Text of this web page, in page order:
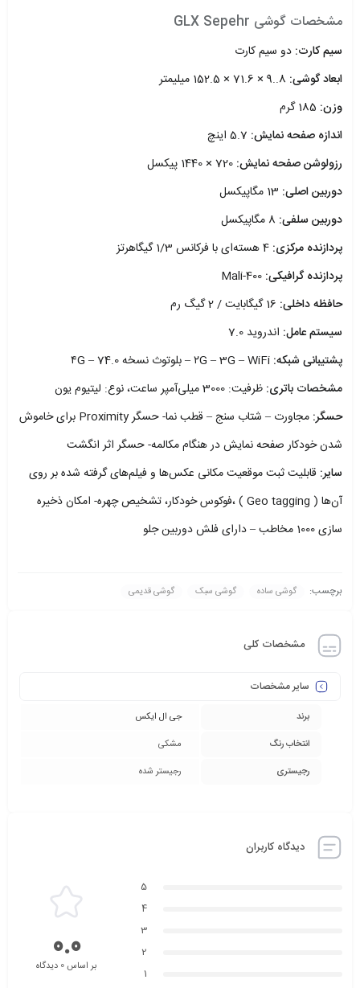
مشخصات گوشی GLX Sepehr
سیم کارت: دو سیم کارت
ابعاد گوشی:
وزن:
اندازه صفحه نمایش:
رزولوشن صفحه نمایش: 720 × 1440 پیکسل
دوربین اصلی:
دوربین سلفی:
پردازنده مرکزی:
پردازنده گرافیکی:
حافظه داخلی:
سیستم عامل: اندروید 7.0
پشتیبانی شبکه: ۲G – 3G – WiFi – بلوتوث نسخه 74.0 – ۴G
مشخصات باتری: ظرفیت: 3000 میلی‌آمپر ساعت، نوع: لیتیوم یون
حسگر:
مجاورت – شتاب سنج – قطب نما- حسگر Proximity برای خاموش
شدن خودکار صفحه نمایش در هنگام مکالمه- حسگر اثر انگشت
سایر: قابلیت ثبت موقعیت مکانی عکس‌ها و فیلم‌های گرفته شده بر روی
آن‌ها ( Geo tagging ) ،فوکوس خودکار، تشخیص چهره- امکان ذخیره
سازی 1000 مخاطب – دارای فلش دوربین جلو
برچسب: گوشی ساده گوشی سبک گوشی قدیمی
مشخصات کلی
سایر مشخصات
برند
جی ال ایکس
انتخاب رنگ
مشکی
رجیستری
رجیستر شده
دیدگاه کاربران
5
4
3
2
1
0.0بر اساس 0 دیدگاه